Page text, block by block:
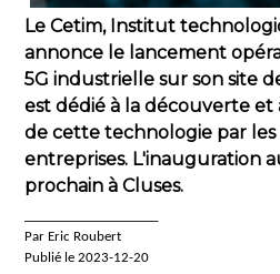
Le Cetim, Institut
annonce le lancement
5G industrielle sur son site
est dédié à la découverte
de cette technologie par les
entreprises. L'inauguration
prochain à Cluses.
Par Eric Roubert
Publié le 2023-12-20